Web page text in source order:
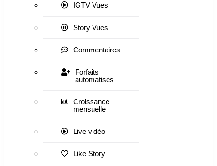
IGTV Vues
Story Vues
Commentaires
Forfaits
automatisés
Croissance
mensuelle
Live vidéo
Like Story